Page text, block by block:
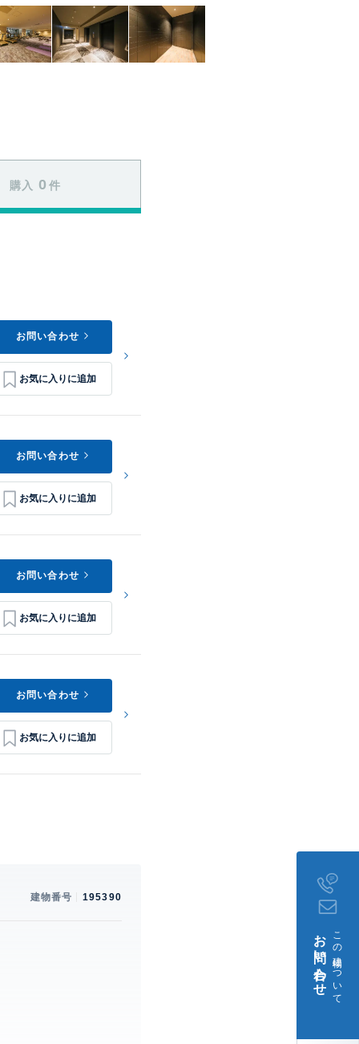
購入 0 件
お問い合わせ
お問い合わせ
お問い合わせ
お問い合わせ
建物番号 195390
この建物について
お問い合わせ